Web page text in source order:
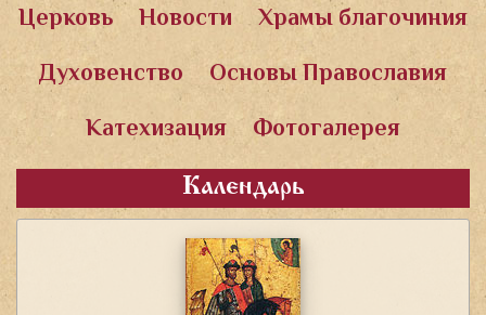
Церковь Новости
Храмы благочиния
Духовенство
Основы Православия
Катехизация
Фотогалерея
Календарь